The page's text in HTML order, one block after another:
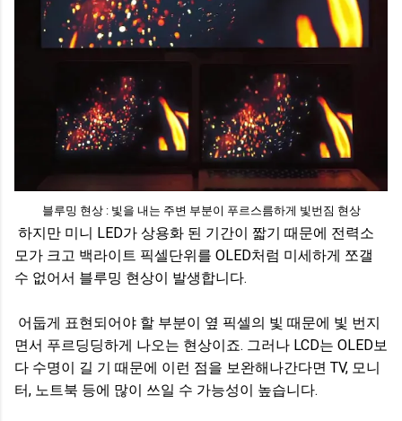
블루밍 현상 : 빛을 내는 주변 부분이 푸르스름하게 빛번짐 현상
하지만 미니 LED가 상용화 된 기간이 짧기 때문에 전력소
모가 크고 백라이트 픽셀단위를 OLED처럼 미세하게 쪼갤
수 없어서 블루밍 현상이 발생합니다.
어둡게 표현되어야 할 부분이 옆 픽셀의 빛 때문에 빛 번지
면서 푸르딩딩하게 나오는 현상이죠. 그러나 LCD는 OLED보
다 수명이 길 기 때문에 이런 점을 보완해나간다면 TV, 모니
터, 노트북 등에 많이 쓰일 수 가능성이 높습니다.